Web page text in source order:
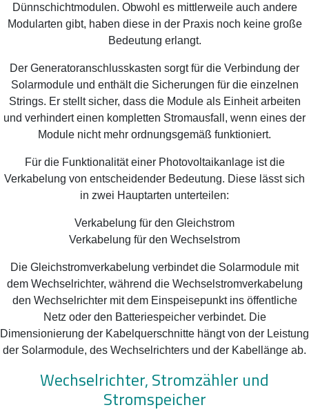
Dünnschichtmodulen. Obwohl es mittlerweile auch andere
Modularten gibt, haben diese in der Praxis noch keine große
Bedeutung erlangt.
Der Generatoranschlusskasten sorgt für die Verbindung der
Solarmodule und enthält die Sicherungen für die einzelnen
Strings. Er stellt sicher, dass die Module als Einheit arbeiten
und verhindert einen kompletten Stromausfall, wenn eines der
Module nicht mehr ordnungsgemäß funktioniert.
Für die Funktionalität einer Photovoltaikanlage ist die
Verkabelung von entscheidender Bedeutung. Diese lässt sich
in zwei Hauptarten unterteilen:
Verkabelung für den Gleichstrom
Verkabelung für den Wechselstrom
Die Gleichstromverkabelung verbindet die Solarmodule mit
dem Wechselrichter, während die Wechselstromverkabelung
den Wechselrichter mit dem Einspeisepunkt ins öffentliche
Netz oder den Batteriespeicher verbindet. Die
Dimensionierung der Kabelquerschnitte hängt von der Leistung
der Solarmodule, des Wechselrichters und der Kabellänge ab.
Wechselrichter, Stromzähler und
Stromspeicher